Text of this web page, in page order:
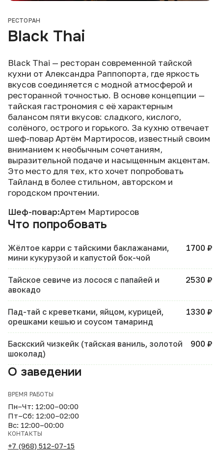
РЕСТОРАН
Black Thai
Black Thai — ресторан современной тайской
кухни от Александра Раппопорта, где яркость
вкусов соединяется с модной атмосферой и
ресторанной точностью. В основе концепции —
тайская гастрономия с её характерным
балансом пяти вкусов: сладкого, кислого,
солёного, острого и горького. За кухню отвечает
шеф-повар Артём Мартиросов, известный своим
вниманием к необычным сочетаниям,
выразительной подаче и насыщенным акцентам.
Это место для тех, кто хочет попробовать
Тайланд в более стильном, авторском и
городском прочтении.
Шеф-повар:Артем Мартиросов
Что попробовать
Жёлтое карри с тайскими баклажанами,
мини кукурузой и капустой бок-чой
1700 ₽
Тайское севиче из лосося с папайей и
авокадо
2530 ₽
Пад-тай с креветками, яйцом, курицей,
орешками кешью и соусом тамаринд
1330 ₽
Баскский чизкейк (тайская ваниль, золотой
шоколад)
900 ₽
О заведении
ВРЕМЯ РАБОТЫ
Пн–Чт: 12:00–00:00
Пт–Сб: 12:00–02:00
Вс: 12:00–00:00
КОНТАКТЫ
+7 (968) 512-07-15